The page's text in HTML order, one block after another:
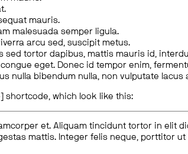
mauris.
malesuada semper ligula.
arcu sed, suscipit metus.
sed tortor dapibus, mattis mauris id,
eget. Donec id tempor enim,
nulla bibendum nulla, non vulputate lacus
shortcode, which look like this:
et. Aliquam tincidunt tortor in elit
mattis. Integer felis neque, porttitor